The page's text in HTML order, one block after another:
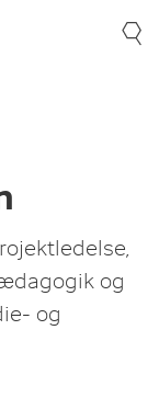
og
og